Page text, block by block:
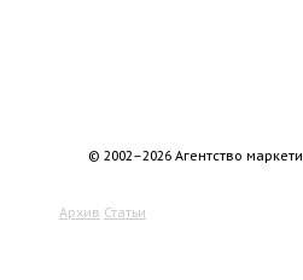
© 2002–2026 Агентство
Архив Статьи